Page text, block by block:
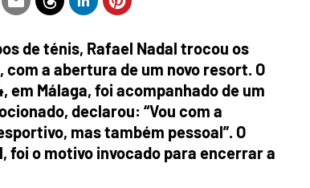
de ténis, Rafael Nadal trocou os
a abertura de um novo resort. O
em Málaga, foi acompanhado de um
declarou: “Vou com a
mas também pessoal”. O
foi o motivo invocado para encerrar a